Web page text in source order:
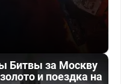
Битвы за Москву
и поездка на